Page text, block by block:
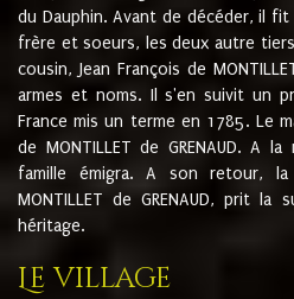
du Dauphin. Avant de décéder, il
frère et soeurs, les deux autre
cousin, Jean François de
armes et noms. Il s'en suivit un
France mis un terme en 1785. Le
de MONTILLET de GRENAUD. A
famille émigra. A son retour,
MONTILLET de GRENAUD, prit
héritage.
Le village